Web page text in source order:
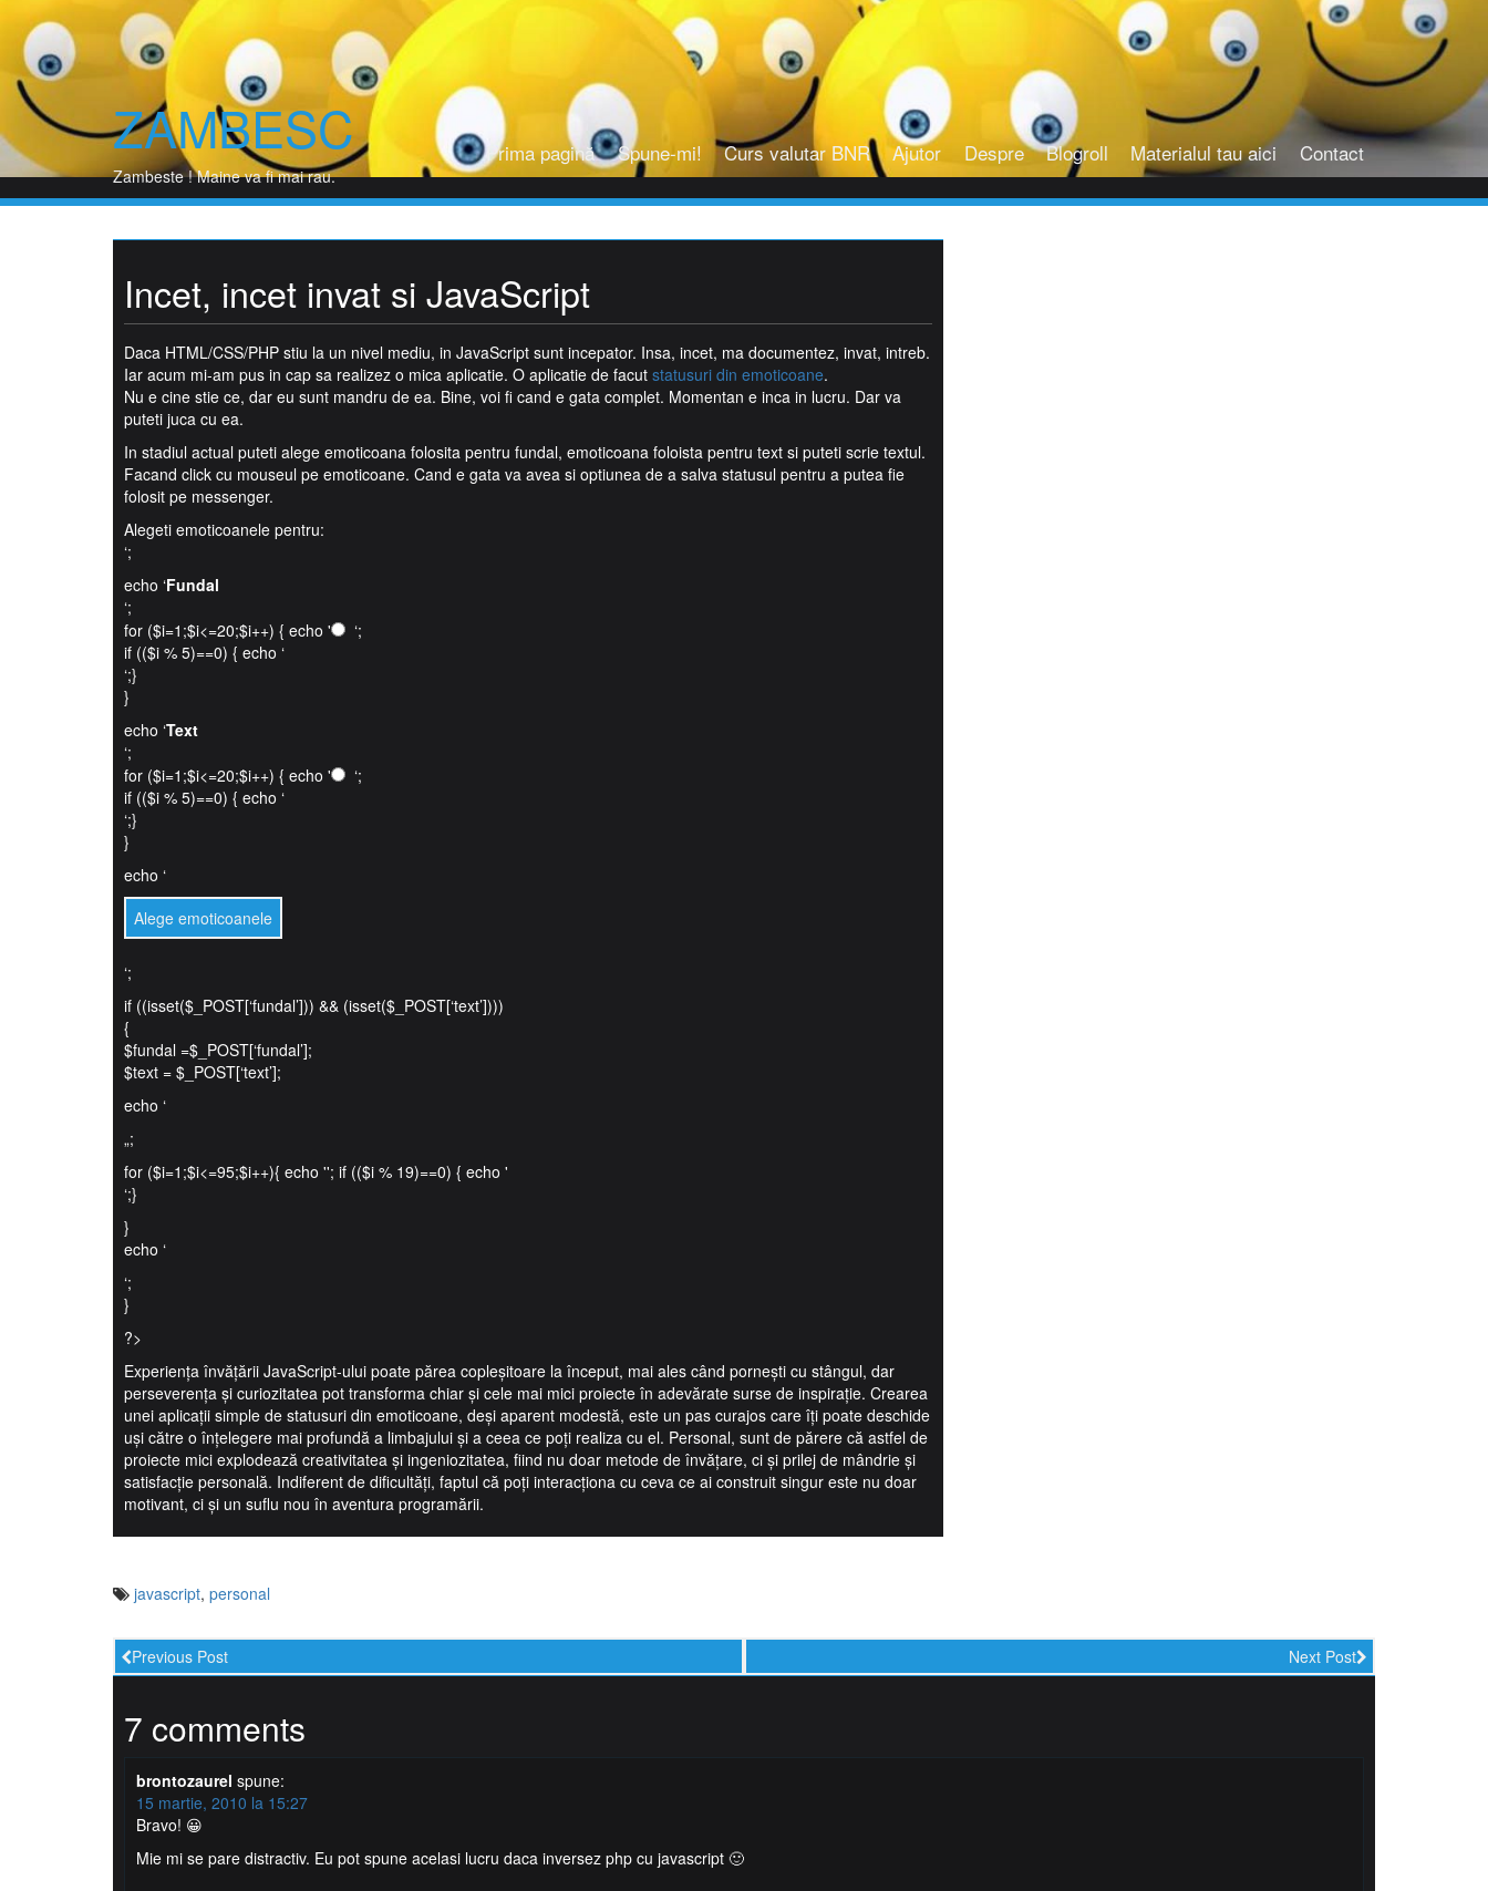
content
ZAMBESC
Zambeste ! Maine va fi mai rau.
Prima pagină Spune-mi! Curs valutar BNR Ajutor Despre Blogroll Materialul tau aici Contact
Incet, incet invat si JavaScript
Daca HTML/CSS/PHP stiu la un nivel mediu, in JavaScript sunt incepator. Insa, incet, ma documentez, invat, intreb.
Iar acum mi-am pus in cap sa realizez o mica aplicatie. O aplicatie de facut statusuri din emoticoane.
Nu e cine stie ce, dar eu sunt mandru de ea. Bine, voi fi cand e gata complet. Momentan e inca in lucru. Dar va
puteti juca cu ea.
In stadiul actual puteti alege emoticoana folosita pentru fundal, emoticoana foloista pentru text si puteti scrie textul.
Facand click cu mouseul pe emoticoane. Cand e gata va avea si optiunea de a salva statusul pentru a putea fie
folosit pe messenger.
Alegeti emoticoanele pentru:
‘;
echo ‘Fundal
‘;
for ($i=1;$i<=20;$i++) { echo '
‘;
if (($i % 5)==0) { echo ‘
‘;}
}
echo ‘Text
‘;
for ($i=1;$i<=20;$i++) { echo '
‘;
if (($i % 5)==0) { echo ‘
‘;}
}
echo ‘
‘;
if ((isset($_POST[‘fundal’])) && (isset($_POST[‘text’])))
{
$fundal =$_POST[‘fundal’];
$text = $_POST[‘text’];
echo ‘
„;
for ($i=1;$i<=95;$i++){ echo ''; if (($i % 19)==0) { echo '
‘;}
}
echo ‘
‘;
}
?>
Experiența învățării JavaScript-ului poate părea copleșitoare la început, mai ales când pornești cu stângul, dar
perseverența și curiozitatea pot transforma chiar și cele mai mici proiecte în adevărate surse de inspirație. Crearea
unei aplicații simple de statusuri din emoticoane, deși aparent modestă, este un pas curajos care îți poate deschide
uși către o înțelegere mai profundă a limbajului și a ceea ce poți realiza cu el. Personal, sunt de părere că astfel de
proiecte mici explodează creativitatea și ingeniozitatea, fiind nu doar metode de învățare, ci și prilej de mândrie și
satisfacție personală. Indiferent de dificultăți, faptul că poți interacționa cu ceva ce ai construit singur este nu doar
motivant, ci și un suflu nou în aventura programării.
javascript, personal
Previous Post Next Post
7 comments
brontozaurel spune:
15 martie, 2010 la 15:27
Bravo! 😀
Mie mi se pare distractiv. Eu pot spune acelasi lucru daca inversez php cu javascript 🙂